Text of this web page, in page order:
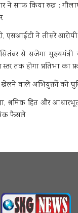
ने साफ किया रुख :
एसआईटी ने तीसरे
से सजेगा मुख्यमंत्री
तक होगा प्रतिभा का
वाले अभियुक्तों को
श्रमिक हित और
फैसले